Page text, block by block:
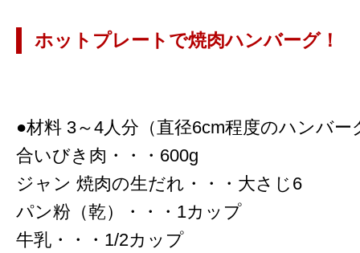
ホットプレートで焼肉ハンバーグ！
●材料 3～4人分（直径6cm程度のハンバー
合いびき肉・・・600g
ジャン 焼肉の生だれ・・・大さじ6
パン粉（乾）・・・1カップ
牛乳・・・1/2カップ